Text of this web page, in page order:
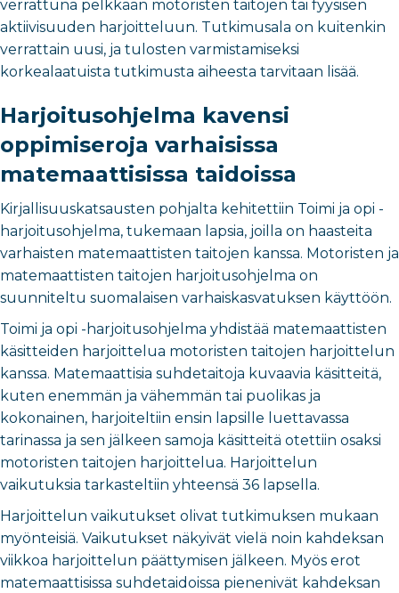
verrattuna pelkkään motoristen taitojen tai fyysisen
aktiivisuuden harjoitteluun. Tutkimusala on kuitenkin
verrattain uusi, ja tulosten varmistamiseksi
korkealaatuista tutkimusta aiheesta tarvitaan lisää.
Harjoitusohjelma kavensi
oppimiseroja varhaisissa
matemaattisissa taidoissa
Kirjallisuuskatsausten pohjalta kehitettiin Toimi ja opi -
harjoitusohjelma, tukemaan lapsia, joilla on haasteita
varhaisten matemaattisten taitojen kanssa. Motoristen ja
matemaattisten taitojen harjoitusohjelma on
suunniteltu suomalaisen varhaiskasvatuksen käyttöön.
Toimi ja opi -harjoitusohjelma yhdistää matemaattisten
käsitteiden harjoittelua motoristen taitojen harjoittelun
kanssa. Matemaattisia suhdetaitoja kuvaavia käsitteitä,
kuten enemmän ja vähemmän tai puolikas ja
kokonainen, harjoiteltiin ensin lapsille luettavassa
tarinassa ja sen jälkeen samoja käsitteitä otettiin osaksi
motoristen taitojen harjoittelua. Harjoittelun
vaikutuksia tarkasteltiin yhteensä 36 lapsella.
Harjoittelun vaikutukset olivat tutkimuksen mukaan
myönteisiä. Vaikutukset näkyivät vielä noin kahdeksan
viikkoa harjoittelun päättymisen jälkeen. Myös erot
matemaattisissa suhdetaidoissa pienenivät kahdeksan